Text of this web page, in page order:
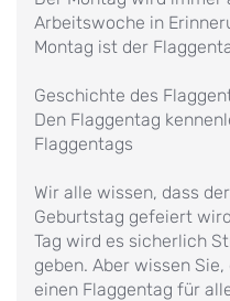
Arbeitswoche in
Montag ist der
Geschichte des
Den Flaggentag
Flaggentags
Wir alle wissen, dass
Geburtstag gefeiert
Tag wird es sicherlich
geben. Aber wissen
einen Flaggentag für